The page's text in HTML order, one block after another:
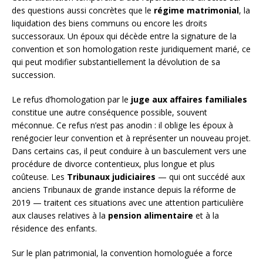
des questions aussi concrètes que le régime matrimonial, la
liquidation des biens communs ou encore les droits
successoraux. Un époux qui décède entre la signature de la
convention et son homologation reste juridiquement marié, ce
qui peut modifier substantiellement la dévolution de sa
succession.
Le refus d’homologation par le juge aux affaires familiales
constitue une autre conséquence possible, souvent
méconnue. Ce refus n’est pas anodin : il oblige les époux à
renégocier leur convention et à représenter un nouveau projet.
Dans certains cas, il peut conduire à un basculement vers une
procédure de divorce contentieux, plus longue et plus
coûteuse. Les Tribunaux judiciaires — qui ont succédé aux
anciens Tribunaux de grande instance depuis la réforme de
2019 — traitent ces situations avec une attention particulière
aux clauses relatives à la pension alimentaire et à la
résidence des enfants.
Sur le plan patrimonial, la convention homologuée a force